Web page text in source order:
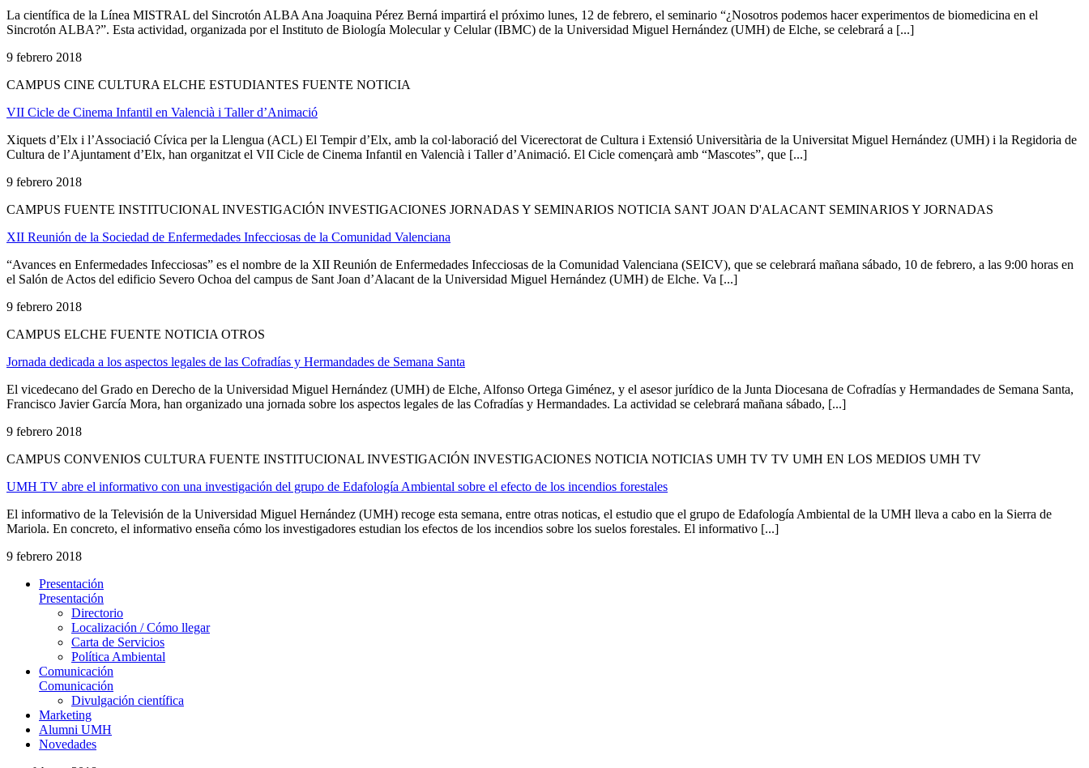
La científica de la Línea MISTRAL del Sincrotón ALBA Ana Joaquina Pérez Berná impartirá el próximo lunes, 12 de febrero, el seminario “¿Nosotros podemos hacer experimentos de biomedicina en el
Sincrotón ALBA?”. Esta actividad, organizada por el Instituto de Biología Molecular y Celular (IBMC) de la Universidad Miguel Hernández (UMH) de Elche, se celebrará a [...]
9 febrero 2018
CAMPUS CINE CULTURA ELCHE ESTUDIANTES FUENTE NOTICIA
VII Cicle de Cinema Infantil en Valencià i Taller d’Animació
Xiquets d’Elx i l’Associació Cívica per la Llengua (ACL) El Tempir d’Elx, amb la col·laboració del Vicerectorat de Cultura i Extensió Universitària de la Universitat Miguel Hernández (UMH) i la Regidoria de
Cultura de l’Ajuntament d’Elx, han organitzat el VII Cicle de Cinema Infantil en Valencià i Taller d’Animació. El Cicle començarà amb “Mascotes”, que [...]
9 febrero 2018
CAMPUS FUENTE INSTITUCIONAL INVESTIGACIÓN INVESTIGACIONES JORNADAS Y SEMINARIOS NOTICIA SANT JOAN D'ALACANT SEMINARIOS Y JORNADAS
XII Reunión de la Sociedad de Enfermedades Infecciosas de la Comunidad Valenciana
“Avances en Enfermedades Infecciosas” es el nombre de la XII Reunión de Enfermedades Infecciosas de la Comunidad Valenciana (SEICV), que se celebrará mañana sábado, 10 de febrero, a las 9:00 horas en
el Salón de Actos del edificio Severo Ochoa del campus de Sant Joan d’Alacant de la Universidad Miguel Hernández (UMH) de Elche. Va [...]
9 febrero 2018
CAMPUS ELCHE FUENTE NOTICIA OTROS
Jornada dedicada a los aspectos legales de las Cofradías y Hermandades de Semana Santa
El vicedecano del Grado en Derecho de la Universidad Miguel Hernández (UMH) de Elche, Alfonso Ortega Giménez, y el asesor jurídico de la Junta Diocesana de Cofradías y Hermandades de Semana Santa,
Francisco Javier García Mora, han organizado una jornada sobre los aspectos legales de las Cofradías y Hermandades. La actividad se celebrará mañana sábado, [...]
9 febrero 2018
CAMPUS CONVENIOS CULTURA FUENTE INSTITUCIONAL INVESTIGACIÓN INVESTIGACIONES NOTICIA NOTICIAS UMH TV TV UMH EN LOS MEDIOS UMH TV
UMH TV abre el informativo con una investigación del grupo de Edafología Ambiental sobre el efecto de los incendios forestales
El informativo de la Televisión de la Universidad Miguel Hernández (UMH) recoge esta semana, entre otras noticas, el estudio que el grupo de Edafología Ambiental de la UMH lleva a cabo en la Sierra de
Mariola. En concreto, el informativo enseña cómo los investigadores estudian los efectos de los incendios sobre los suelos forestales. El informativo [...]
9 febrero 2018
Presentación
Presentación
Directorio
Localización / Cómo llegar
Carta de Servicios
Política Ambiental
Comunicación
Comunicación
Divulgación científica
Marketing
Alumni UMH
Novedades